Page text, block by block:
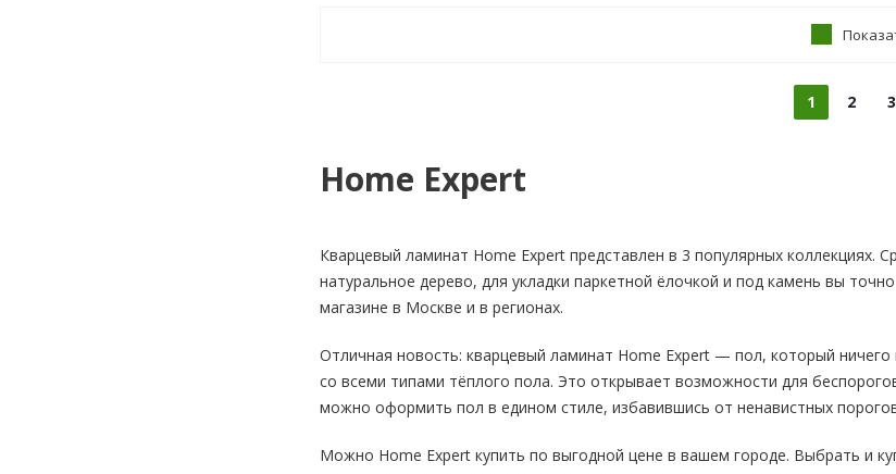
1 2 3
Home Expert
Кварцевый ламинат Home Expert представлен в 3 популярных коллекциях.
натуральное дерево, для укладки паркетной ёлочкой и под камень вы
магазине в Москве и в регионах.
Отличная новость: кварцевый ламинат Home Expert — пол, который
со всеми типами тёплого пола. Это открывает возможности для
можно оформить пол в едином стиле, избавившись от ненавистных
Можно Home Expert купить по выгодной цене в вашем городе. Выбрать и